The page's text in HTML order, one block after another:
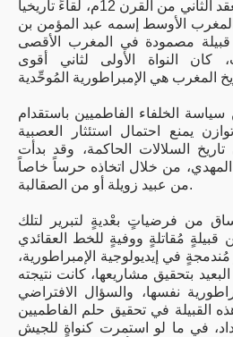
بجاية شرق الجزائر) في العقد الثاني من القرن 12م، لقاءً تاريخياً
الأوسط إسمه عبد المؤمن بن
مصمودة في المغرب الأقصى
النواة الأولى لثاني أقوى
الخلفاء الفاطميين باستقدام
يمنع احتمال استئثار العصبية
تاريخ السلالات الحاكمة، وقد بدأت
من خلال اتخاذه حرساً خاصاً
من عبيد زويلة أو من الصقالبة.
من فرضياتٍ بعْديةٍ لتبرير لتلك
قبيلةٍ مُقاتلةٍ ووفيةٍ للخط العقائدي
في إيديولوجية الإمبراطورية،
بتحقيق مشاريعها، كانت نتيجته
نفسها، والسؤال الافتراضي
القبيلة في تحقيق حلم الفاطميين
في ما لو استمرت كنواةٍ للجيش